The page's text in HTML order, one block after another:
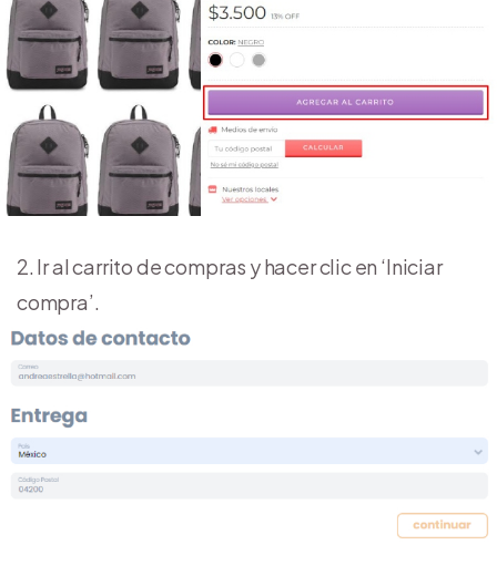
2. Ir al carrito de compras y hacer clic en ‘Iniciar
compra’.